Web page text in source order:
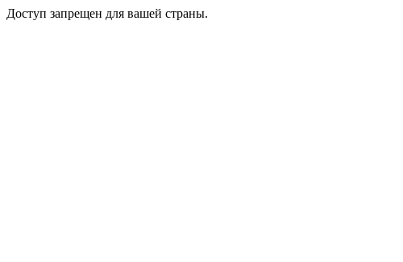
Доступ запрещен для вашей страны.